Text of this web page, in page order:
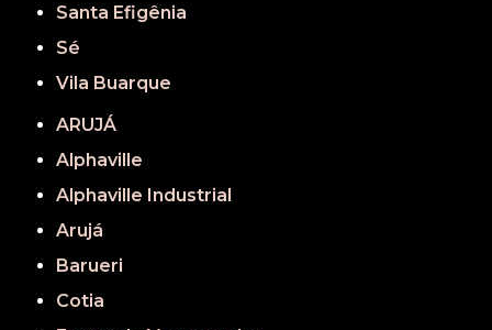
Santa Efigênia
Sé
Vila Buarque
ARUJÁ
Alphaville
Alphaville Industrial
Arujá
Barueri
Cotia